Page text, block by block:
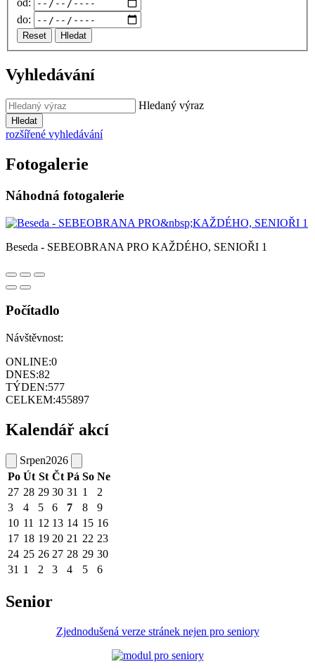
do:
Reset Hledat
Vyhledávání
Hledaný výraz
Hledat
rozšířené vyhledávání
Fotogalerie
Náhodná fotogalerie
Beseda - SEBEOBRANA PRO KAŽDÉHO, SENIOŘI 1
Počítadlo
Návštěvnost:
ONLINE:0
DNES:82
TÝDEN:577
CELKEM:455897
Kalendář akcí
Srpen2026
Po Út St Čt Pá So Ne
27 28 29 30 31 1
2
3
4 5 6 7 8
9
10 11 12 13 14 15 16
17 18 19 20 21 22 23
24 25 26 27 28 29 30
31 1 2 3 4 5 6
Senior
Zjednodušená verze stránek nejen pro seniory